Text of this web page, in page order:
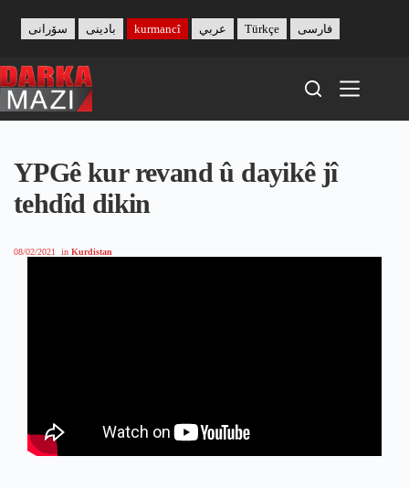
content
بادینی سۆرانی kurmancî عربي Türkçe فارسی
YPGê kur revand û dayikê jî
tehdîd dikin
08/02/2021 in Kurdistan